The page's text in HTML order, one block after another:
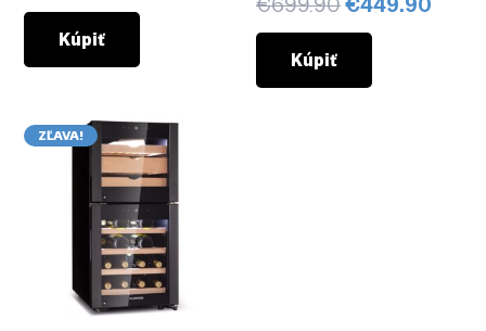
cena
€899.90.
Kúpiť
cena
€699.90.
Kúpiť
ZĽAVA!